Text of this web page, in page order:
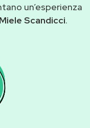
un’esperienza
Scandicci.